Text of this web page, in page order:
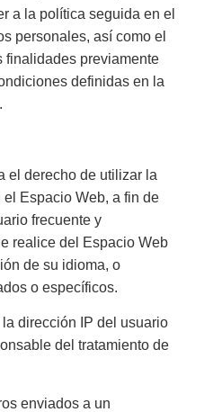
a la política seguida en el
personales, así como el
finalidades previamente
definidas en la
el derecho de utilizar la
el Espacio Web, a fin de
frecuente y
realice del Espacio Web
de su idioma, o
o específicos.
dirección IP del usuario
del tratamiento de
enviados a un